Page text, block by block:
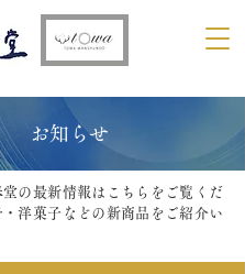
​お知らせ
の最新情報はこちらをご覧くだ
・洋菓子などの新商品をご紹介い